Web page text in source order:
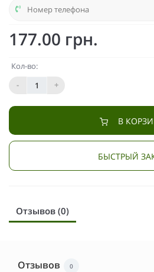
177.00 грн.
Кол-во:
-
+
В
БЫСТРЫЙ
Отзывов (0)
Отзывов 0